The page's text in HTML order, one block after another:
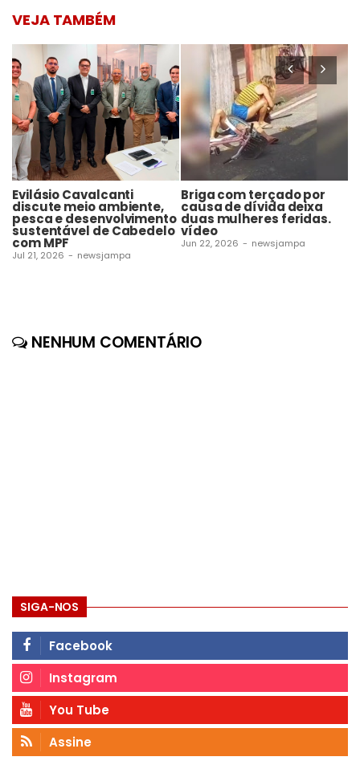
VEJA TAMBÉM
Evilásio Cavalcanti
discute meio ambiente,
pesca e desenvolvimento
sustentável de Cabedelo
com MPF
Jul 21, 2026 - newsjampa
Briga com terçado por
causa de dívida deixa
duas mulheres feridas.
vídeo
Jun 22, 2026 - newsjampa
NENHUM COMENTÁRIO
SIGA-NOS
Facebook
Instagram
You Tube
Assine